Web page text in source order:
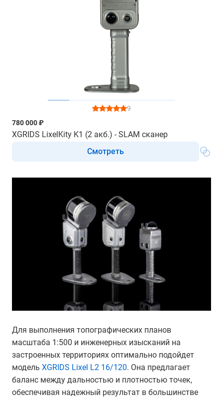
9
780 000 ₽
XGRIDS LixelKity K1 (2 акб.) - SLAM сканер
Смотреть
Для выполнения топографических планов
масштаба 1:500 и инженерных изысканий на
застроенных территориях оптимально подойдет
модель XGRIDS Lixel L2 16/120. Она предлагает
баланс между дальностью и плотностью точек,
обеспечивая надежный результат в большинстве